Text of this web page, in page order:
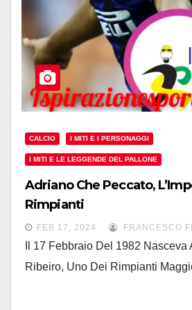
CALCIO I MITI E I PERSONAGGI
I MITI E LE LEGGENDE DEL PALLONE
Adriano Che Peccato,
Rimpianti
FEB 17, 2024 FRANCESCO
Il 17 Febbraio Del 1982 Nasceva
Ribeiro, Uno Dei Rimpianti